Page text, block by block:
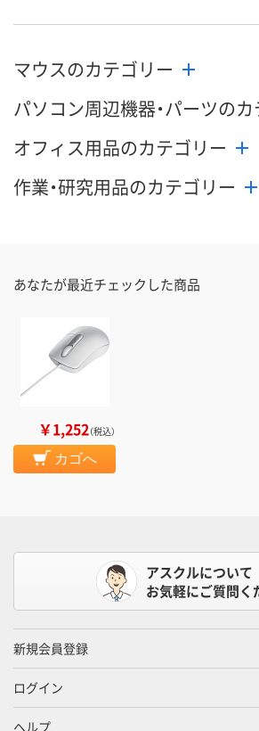
マウスのカテゴリー
パソコン周辺機器・パーツの
オフィス用品のカテゴリー
作業・研究用品のカテゴリー
あなたが最近チェックした商品
￥1,252（税込）
カゴへ
アスクルについて
お気軽にご質問く
新規会員登録
ログイン
ヘルプ